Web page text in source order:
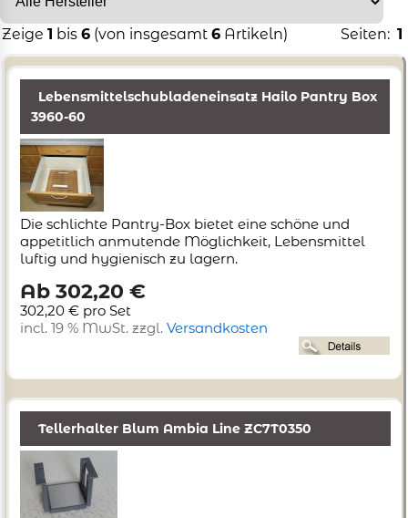
Zeige 1 bis 6 (von insgesamt 6 Artikeln) Seiten: 1
Lebensmittelschubladeneinsatz Hailo Pantry Box
3960-60
Die schlichte Pantry-Box bietet eine schöne und
appetitlich anmutende Möglichkeit, Lebensmittel
luftig und hygienisch zu lagern.
Ab 302,20 €
302,20 € pro Set
incl. 19 % MwSt. zzgl. Versandkosten
Tellerhalter Blum Ambia Line ZC7T0350